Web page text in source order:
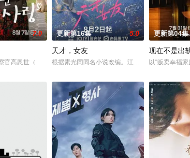
居于深山；一人心怀迷茫，于旅途中误入这片山林。在四季流转
努力守护他们的秘密恋情， 在嫉妒、误解和被发现的恐惧中艰
7.0
官高恩世（贺营 饰）意外失忆，住进拳击教练张泰河（丁海寅
更新第16集 5.0
天才，女友
根据素光同同名小说改编。江逾白长大以后，林
更新第04集
现在不是出
以“贩卖幸福